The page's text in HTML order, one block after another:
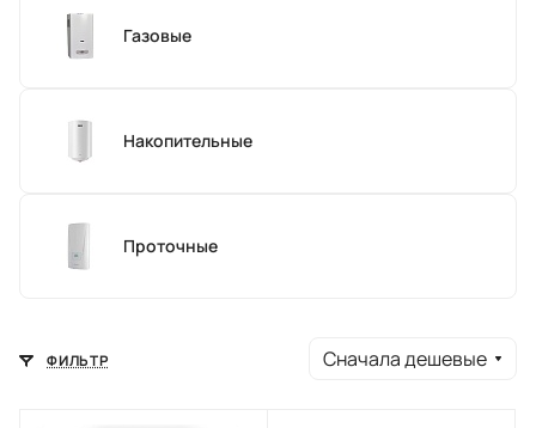
Газовые
Накопительные
Проточные
ФИЛЬТР Сначала дешевые